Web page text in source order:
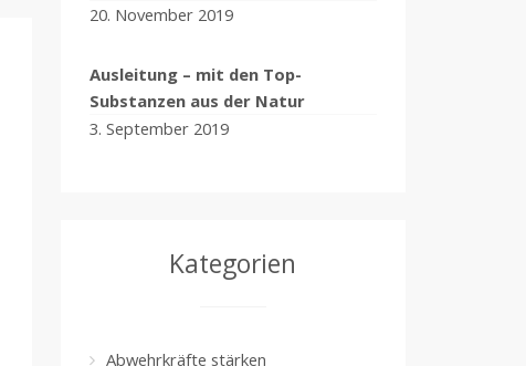
20. November 2019
Ausleitung – mit den Top-
Substanzen aus der Natur
3. September 2019
Kategorien
Abwehrkräfte stärken